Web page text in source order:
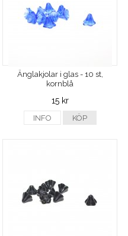
Änglakjolar i glas - 10 st,
kornblå
15 kr
INFO KÖP